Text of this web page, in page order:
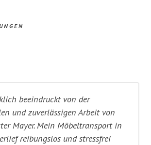
beeindruckt von der
und zuverlässigen Arbeit von
Mayer. Mein Möbeltransport in
reibungslos und stressfrei